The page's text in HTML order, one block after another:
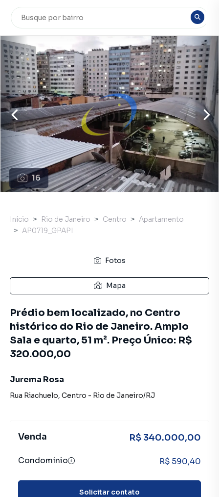
16
Início Rio de Janeiro Centro
Apartamento
AP0719_GPAPI
Fotos
Mapa
Prédio bem localizado, no Centro
histórico do Rio de Janeiro. Amplo
Sala e quarto, 51 m². Preço Único: R$
320.000,00
Jurema Rosa
Rua Riachuelo, Centro - Rio de Janeiro/RJ
Venda R$ 340.000,00
Condomínio R$ 590,40
Solicitar contato